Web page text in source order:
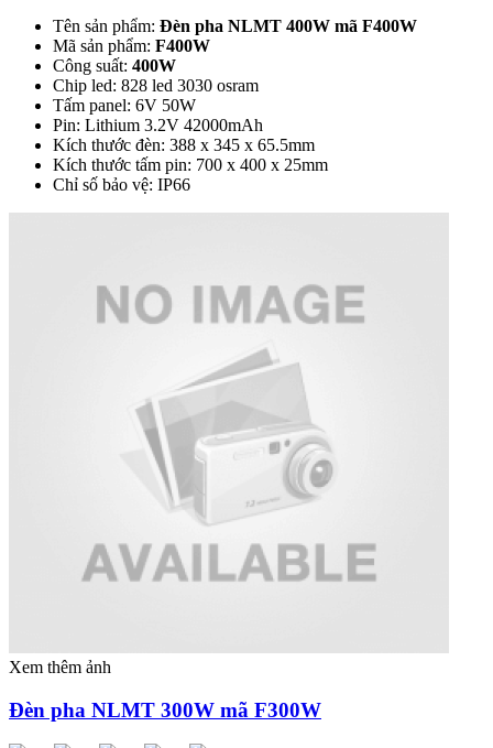
Tên sản phẩm: Đèn pha NLMT 400W mã F400W
Mã sản phẩm: F400W
Công suất: 400W
Chip led: 828 led 3030 osram
Tấm panel: 6V 50W
Pin: Lithium 3.2V 42000mAh
Kích thước đèn: 388 x 345 x 65.5mm
Kích thước tấm pin: 700 x 400 x 25mm
Chỉ số bảo vệ: IP66
Xem thêm ảnh
Đèn pha NLMT 300W mã F300W